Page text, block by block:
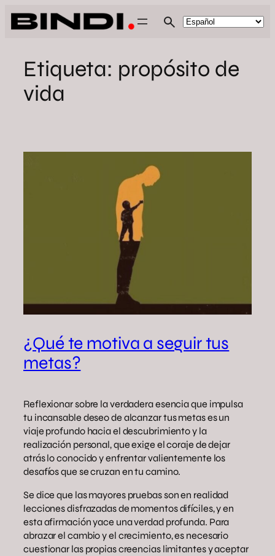
Saltar
al
Etiqueta: propósito de
vida
¿Qué te motiva a seguir tus
metas?
Reflexionar sobre la verdadera esencia que impulsa
tu incansable deseo de alcanzar tus metas es un
viaje profundo hacia el descubrimiento y la
realización personal, que exige el coraje de dejar
atrás lo conocido y enfrentar valientemente los
desafíos que se cruzan en tu camino.
Se dice que las mayores pruebas son en realidad
lecciones disfrazadas de momentos difíciles, y en
esta afirmación yace una verdad profunda. Para
abrazar el cambio y el crecimiento, es necesario
cuestionar las propias creencias limitantes y aceptar